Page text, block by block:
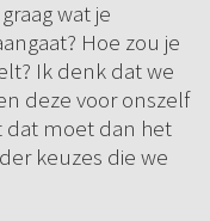
wat je
Hoe zou je
Ik denk dat we
deze voor onszelf
dat moet dan het
keuzes die we